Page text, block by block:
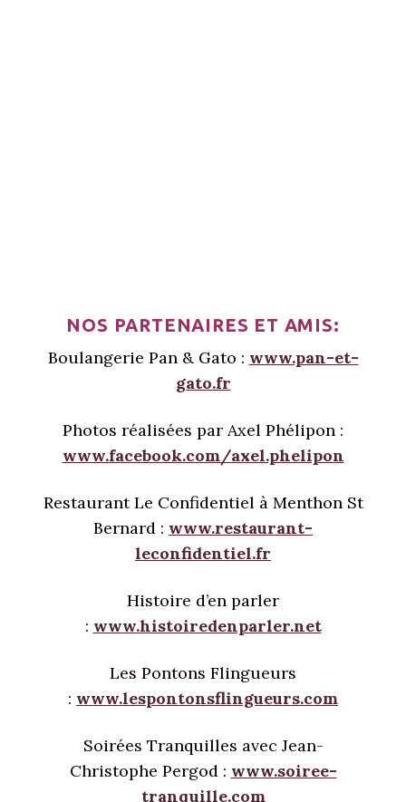
NOS PARTENAIRES ET AMIS:
Boulangerie Pan & Gato : www.pan-et-
gato.fr
Photos réalisées par Axel Phélipon :
www.facebook.com/axel.phelipon
Restaurant Le Confidentiel à Menthon St
Bernard : www.restaurant-
leconfidentiel.fr
Histoire d’en parler
: www.histoiredenparler.net
Les Pontons Flingueurs
: www.lespontonsflingueurs.com
Soirées Tranquilles avec Jean-
Christophe Pergod : www.soiree-
tranquille.com